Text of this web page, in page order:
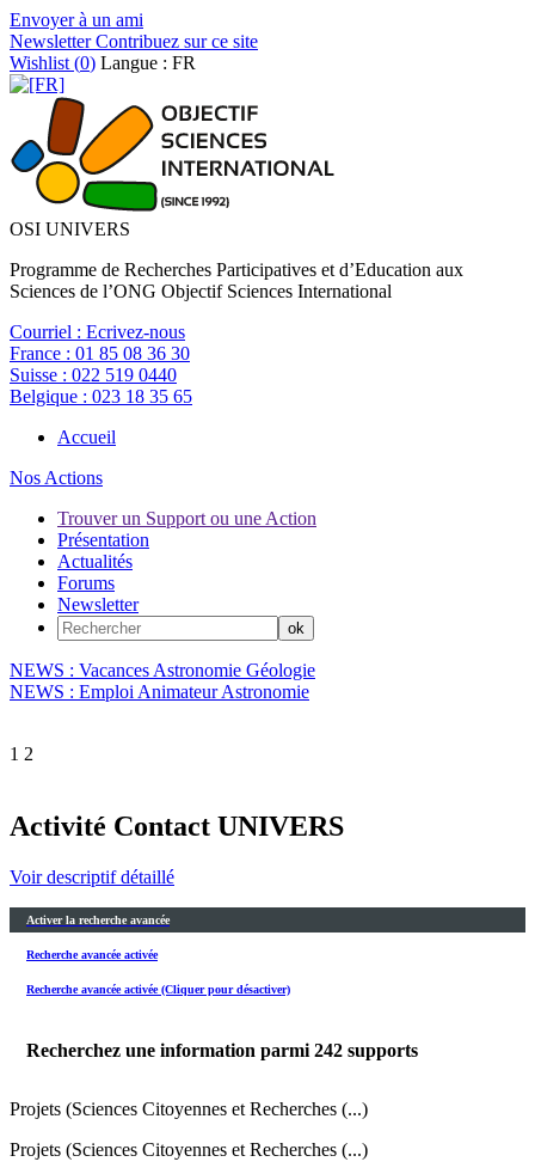
Envoyer à un ami
NewsletterContribuez sur ce site
Wishlist (0) Langue : FR
OSI UNIVERS
Programme de Recherches Participatives et d’Education aux
Sciences de l’ONG Objectif Sciences International
Courriel : Ecrivez-nous
France : 01 85 08 36 30
Suisse : 022 519 0440
Belgique : 023 18 35 65
Accueil
Nos Actions
Trouver un Support ou une Action
Présentation
Actualités
Forums
Newsletter
NEWS : Vacances Astronomie Géologie
NEWS : Emploi Animateur Astronomie
1 2
Activité Contact UNIVERS
Voir descriptif détaillé
Activer la recherche avancée
Recherche avancée activée
Recherche avancée activée (Cliquer pour désactiver)
Recherchez une information parmi 242 supports
Projets (Sciences Citoyennes et Recherches (...)
Projets (Sciences Citoyennes et Recherches (...)